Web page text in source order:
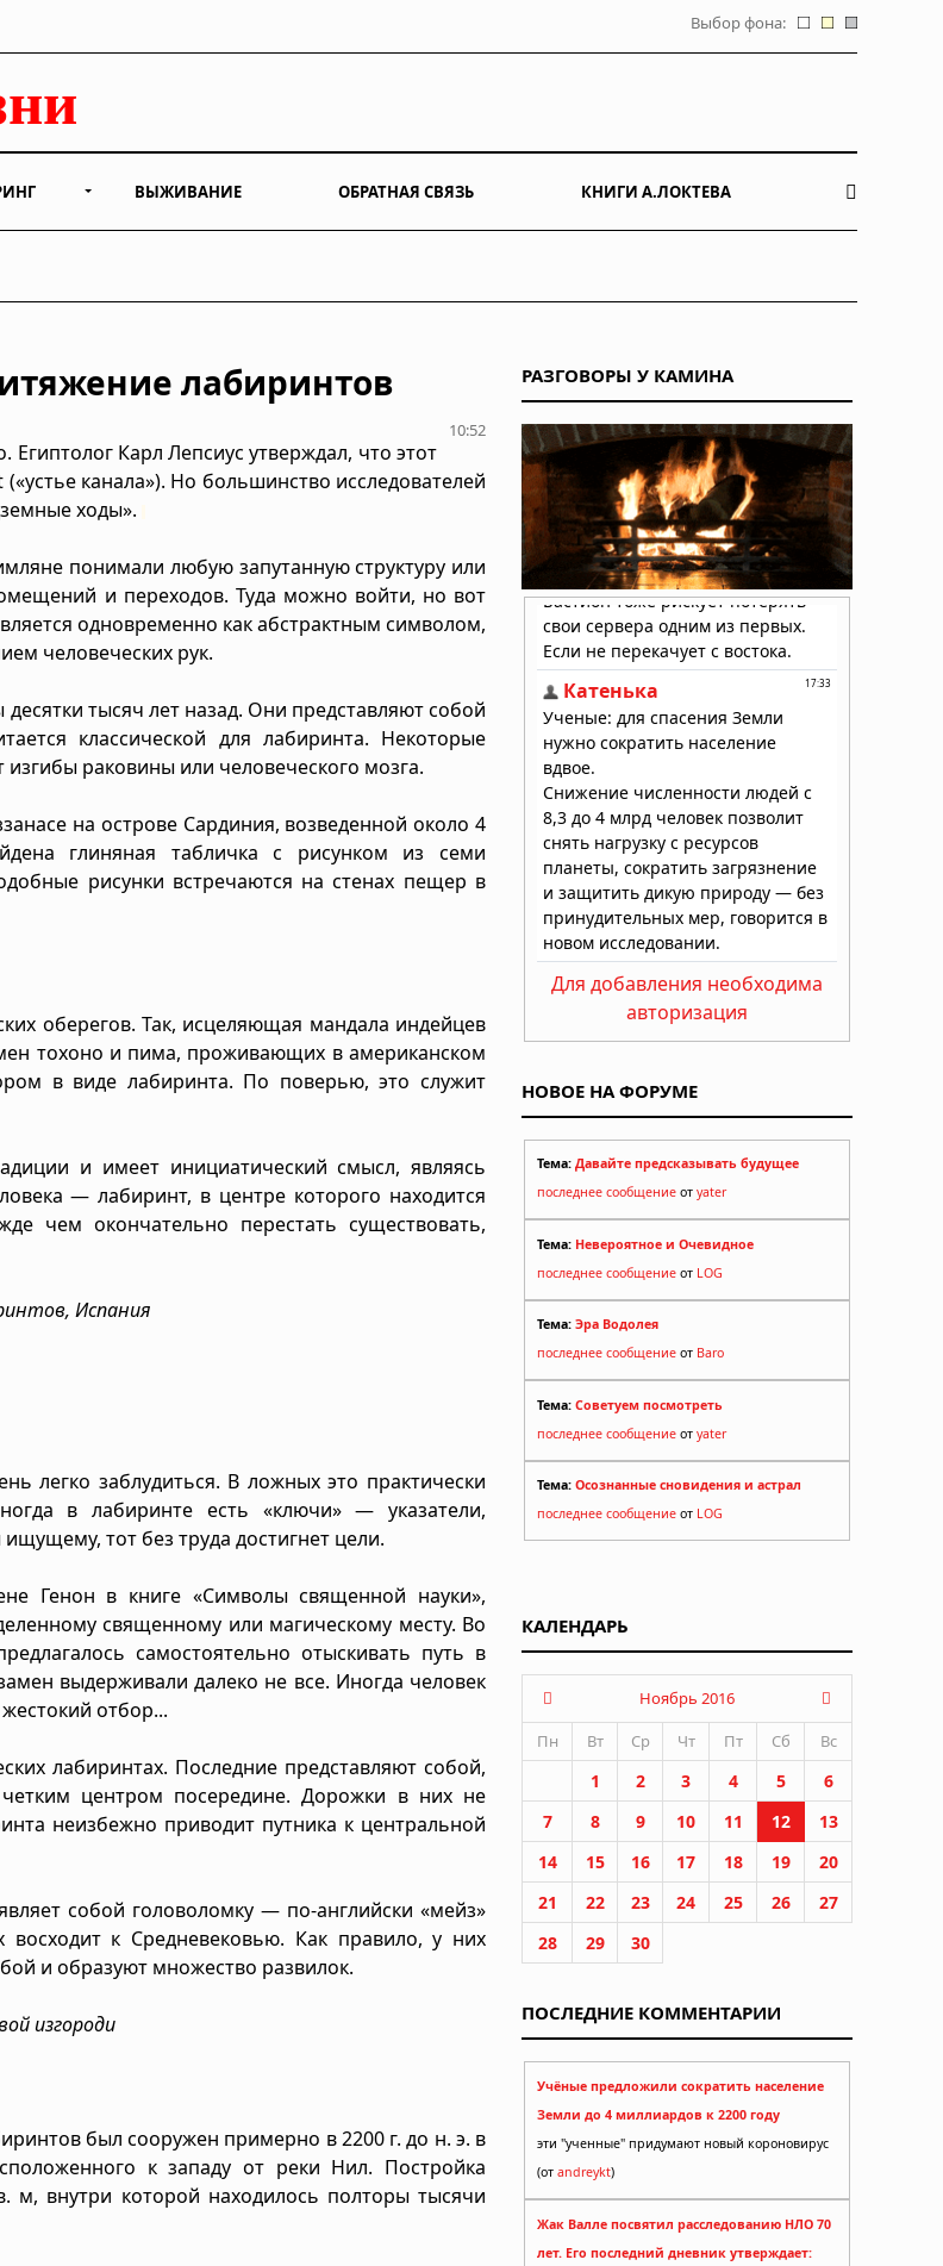
Выбор фона:
ВЫЖИВАНИЕ ОБРАТНАЯ СВЯЗЬ КНИГИ А.ЛОКТЕВА
лабиринтов
10:52
Карл Лепсиус утверждал, что этот
канала»). Но большинство исследователей
ходы».
понимали любую запутанную структуру или
и переходов. Туда можно войти, но вот
одновременно как абстрактным символом,
человеческих рук.
тысяч лет назад. Они представляют собой
классической для лабиринта. Некоторые
раковины или человеческого мозга.
на острове Сардиния, возведенной около 4
глиняная табличка с рисунком из семи
рисунки встречаются на стенах пещер в
оберегов. Так, исцеляющая мандала индейцев
тохоно и пима, проживающих в американском
в виде лабиринта. По поверью, это служит
и имеет инициатический смысл, являясь
— лабиринт, в центре которого находится
чем окончательно перестать существовать,
Испания
легко заблудиться. В ложных это практически
в лабиринте есть «ключи» — указатели,
тот без труда достигнет цели.
Генон в книге «Символы священной науки»,
священному или магическому месту. Во
самостоятельно отыскивать путь в
выдерживали далеко не все. Иногда человек
отбор...
лабиринтах. Последние представляют собой,
центром посередине. Дорожки в них не
неизбежно приводит путника к центральной
собой головоломку — по-английски «мейз»
к Средневековью. Как правило, у них
и образуют множество развилок.
изгороди
был сооружен примерно в 2200 г. до н. э. в
к западу от реки Нил. Постройка
внутри которой находилось полторы тысячи
РАЗГОВОРЫ У КАМИНА
Для добавления необходима
авторизация
НОВОЕ НА ФОРУМЕ
Тема: Давайте предсказывать будущее
последнее сообщение от yater
Тема: Невероятное и Очевидное
последнее сообщение от LOG
Тема: Эра Водолея
последнее сообщение от Baro
Тема: Советуем посмотреть
последнее сообщение от yater
Тема: Осознанные сновидения и астрал
последнее сообщение от LOG
КАЛЕНДАРЬ
Ноябрь 2016
Пн
Вт Ср Чт Пт Сб Вс
1 2 3 4 5
6
7
8 9 10 11 12
13
14
15 16 17 18 19
20
21
22 23 24 25 26
27
28
29 30
ПОСЛЕДНИЕ КОММЕНТАРИИ
Учёные предложили сократить население
Земли до 4 миллиардов к 2200 году
эти "ученные" придумают новый короновирус
(от andreykt)
Жак Валле посвятил расследованию НЛО 70
лет. Его последний дневник утверждает: